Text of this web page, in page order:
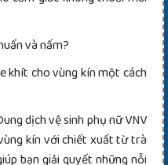
và nấm?
khít cho vùng kín một cách
dịch vệ sinh phụ nữ VNV
kín với chiết xuất từ trà
bạn giải quyết những nỗi